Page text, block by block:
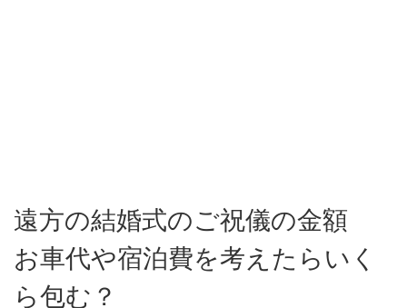
遠方の結婚式のご祝儀の金額
お車代や宿泊費を考えたらいく
ら包む？